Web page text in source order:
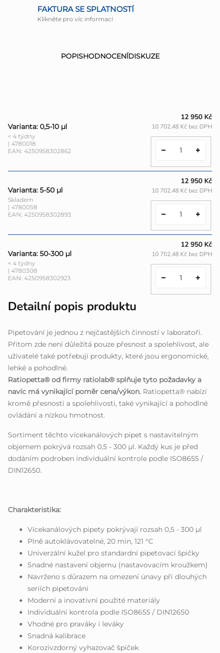
FAKTURA SE SPLATNOSTÍ
Klikněte pro víc informací
POPISHODNOCENÍDISKUZE
Varianta: 0,5-10 µl
< 4 týdny
| 4780018
EAN: 4250958302862
12 950 Kč
10 702,48 Kč bez DPH
Varianta: 5-50 µl
Skladem
| 4780058
EAN: 4250958302893
12 950 Kč
10 702,48 Kč bez DPH
Varianta: 50-300 µl
< 4 týdny
| 4780308
EAN: 4250958302923
12 950 Kč
10 702,48 Kč bez DPH
Detailní popis produktu
Pipetování je jednou z nejčastějších činností v laboratoři.
Přitom zde není důležitá pouze přesnost a spolehlivost, ale
uživatelé také potřebují produkty, které jsou ergonomické,
lehké a pohodlné.
Ratiopetta® od firmy ratiolab® splňuje tyto požadavky a
navíc má vynikající poměr cena/výkon. Ratiopetta® nabízí
kromě přesnosti a spolehlivosti, také vynikající a pohodlné
ovládání a nízkou hmotnost.
Sortiment těchto vícekanálových pipet s nastavitelným
objemem pokrývá rozsah 0,5 - 300 µl. Každý kus je před
dodáním podroben individuální kontrole podle ISO8655 /
DIN12650.
Charakteristika:
Vícekanálových pipety pokrývají rozsah 0,5 - 300 µl
Plně autoklávovatelné, 20 min, 121 °C
Univerzální kužel pro standardní pipetovací špičky
Snadné nastavení objemu (nastavovacím kroužkem)
Navrženo s důrazem na omezení únavy při dlouhých
seriích pipetování
Moderní a inovativní použité materiály
Individuální kontrola podle ISO8655 / DIN12650
Vhodné pro praváky i leváky
Snadná kalibrace
Korozivzdorný vyhazovač špiček